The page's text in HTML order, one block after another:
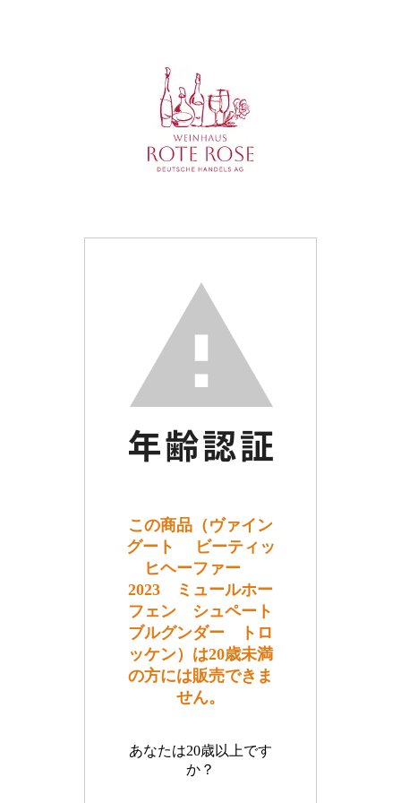
この商品（ヴァイン
グート ビーティッ
ヒヘーファー
2023 ミュールホー
フェン シュペート
ブルグンダー トロ
ッケン）は20歳未満
の方には販売できま
せん。
あなたは20歳以上です
か？